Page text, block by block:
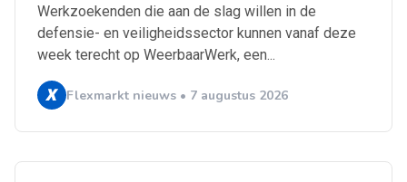
Werkzoekenden die aan de slag willen in de
defensie- en veiligheidssector kunnen vanaf deze
week terecht op WeerbaarWerk, een...
Flexmarkt nieuws • 7 augustus 2026